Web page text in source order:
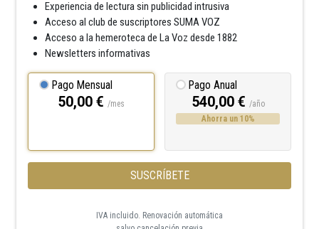
Experiencia de lectura sin publicidad intrusiva
Acceso al club de suscriptores SUMA VOZ
Acceso a la hemeroteca de La Voz desde 1882
Newsletters informativas
Pago Mensual
50,00 € /mes
Pago Anual
540,00 € /año
Ahorra un 10%
SUSCRÍBETE
IVA incluido. Renovación automática